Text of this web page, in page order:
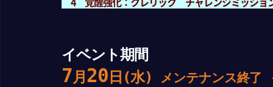
4 覚醒強化：クレリック チャレンジミッショ
イベント期間
7月 20 日(水) メンテナンス終了